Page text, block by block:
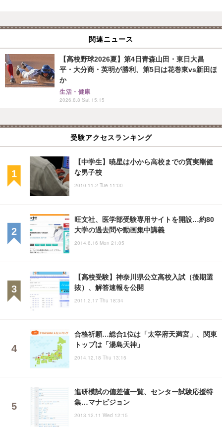
関連ニュース
【高校野球2026夏】第4日青森山田・東日大昌
平・大分商・英明が勝利、第5日は花巻東vs新田ほ
か
生活・健康
2026.8.8 Sat 15:15
受験アクセスランキング
【中学生】暁星は小から高校までの質実剛健
な男子校
2010.11.2 Tue 11:00
旺文社、医学部受験専用サイトを開設…約80
大学の過去問や動画集中講義
2014.6.16 Mon 21:05
【高校受験】神奈川県公立高校入試（後期選
抜）、解答速報を公開
2011.2.17 Thu 18:34
合格祈願…総合1位は「太宰府天満宮」、関東
トップは「湯島天神」
2014.12.18 Thu 13:15
進研模試の偏差値一覧、センター試験応援特
集…マナビジョン
2013.12.11 Wed 12:15